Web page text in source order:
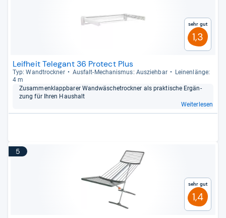
Sehr gut
1,3
Leifheit Telegant 36 Protect Plus
Typ: Wand­trock­ner Aus­falt-​Mecha­nis­mus: Aus­zieh­bar
Lei­nen­länge:
4 m
Zusam­men­klapp­ba­rer Wand­wä­sche­trock­ner als prak­ti­sche Ergän­
zung für Ihren Haus­halt
Weiterlesen
5
Sehr gut
1,4